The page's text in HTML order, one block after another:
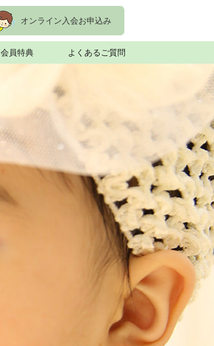
オンライン入会お申込み
会員特典 よくあるご質問